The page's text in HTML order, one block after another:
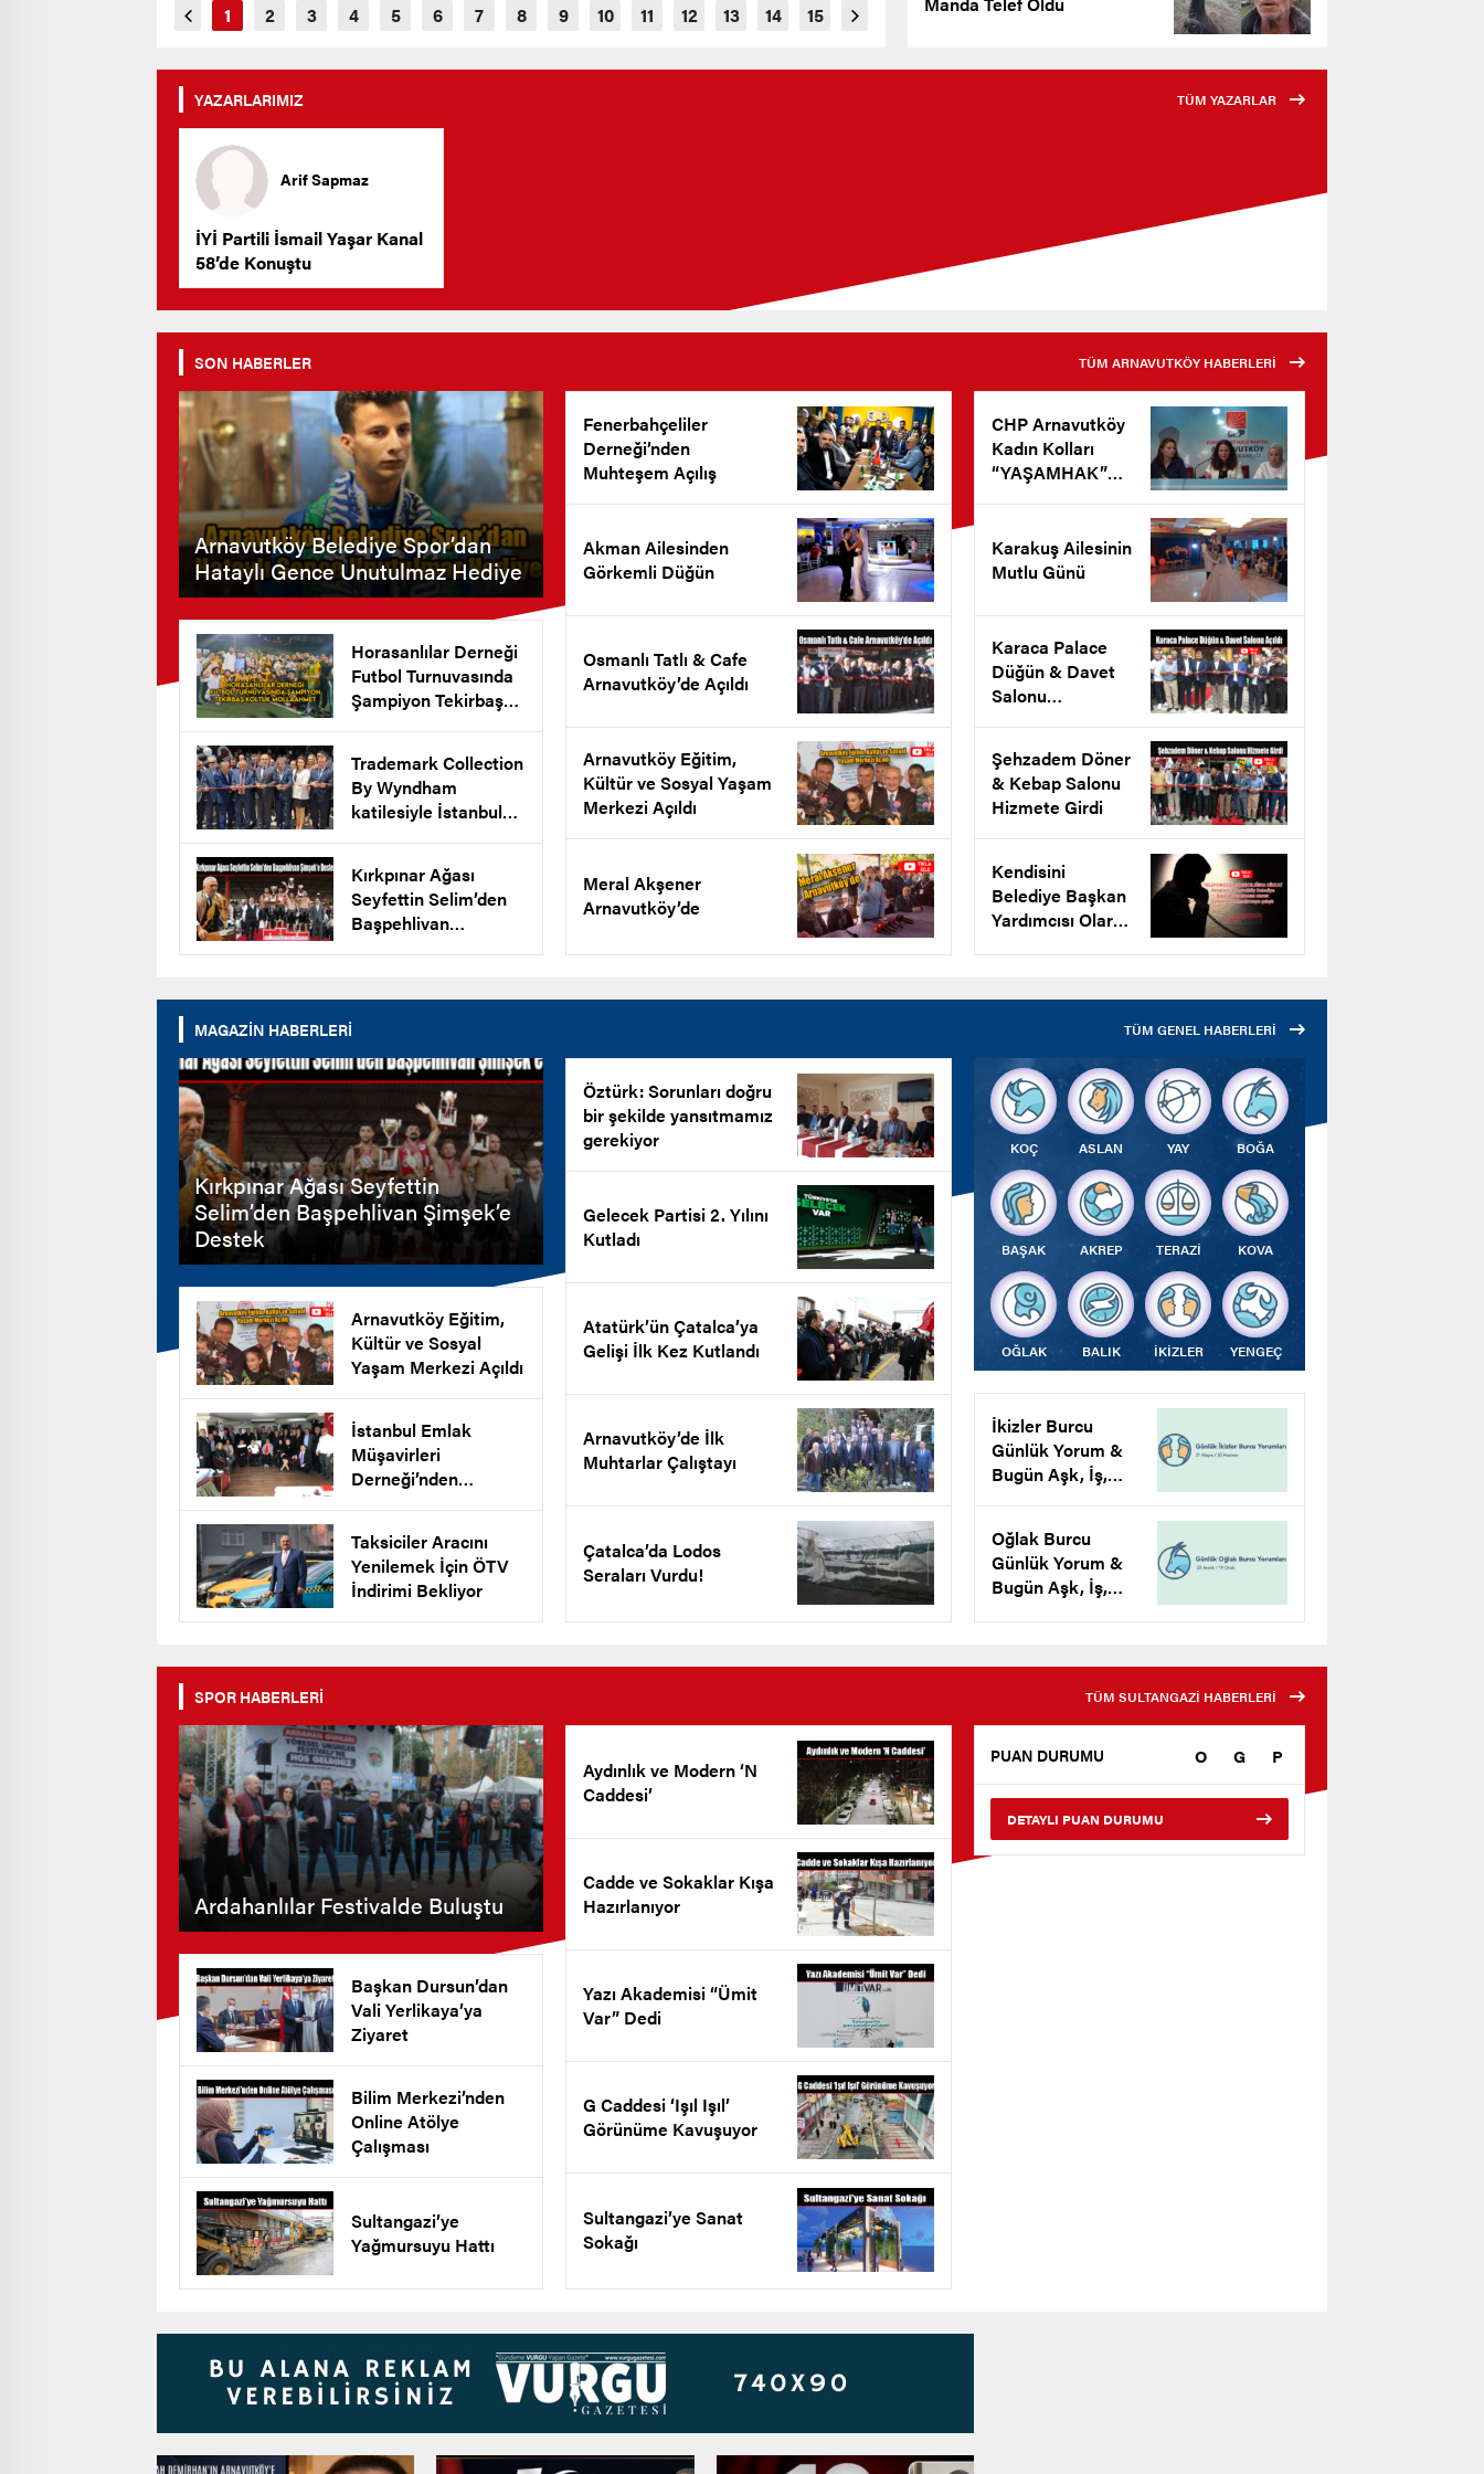
YAZARLARIMIZ TÜM YAZARLAR
Arif Sapmaz
İYİ Partili İsmail Yaşar Kanal
58’de Konuştu
SON HABERLER TÜM ARNAVUTKÖY HABERLERİ
Arnavutköy Belediye Spor’dan
Hataylı Gence Unutulmaz Hediye
Horasanlılar Derneği
Futbol Turnuvasında
Şampiyon Tekirbaş
Trademark Collection
By Wyndham
katilesiyle İstanbul
Kırkpınar Ağası
Seyfettin Selim’den
Başpehlivan
Fenerbahçeliler
Derneği’nden
Muhteşem Açılış
Akman Ailesinden
Görkemli Düğün
Osmanlı Tatlı & Cafe
Arnavutköy’de Açıldı
Arnavutköy Eğitim,
Kültür ve Sosyal Yaşam
Merkezi Açıldı
Meral Akşener
Arnavutköy’de
CHP Arnavutköy
Kadın Kolları
“YAŞAMHAK”
Karakuş Ailesinin
Mutlu Günü
Karaca Palace
Düğün & Davet
Salonu
Şehzadem Döner
& Kebap Salonu
Hizmete Girdi
Kendisini
Belediye Başkan
Yardımcısı Olarak
MAGAZİN HABERLERİ TÜM GENEL HABERLERİ
Kırkpınar Ağası Seyfettin
Selim’den Başpehlivan Şimşek’e
Destek
Arnavutköy Eğitim,
Kültür ve Sosyal
Yaşam Merkezi Açıldı
İstanbul Emlak
Müşavirleri
Derneği’nden
Taksiciler Aracını
Yenilemek İçin ÖTV
İndirimi Bekliyor
Öztürk: Sorunları doğru
bir şekilde yansıtmamız
gerekiyor
Gelecek Partisi 2. Yılını
Kutladı
Atatürk’ün Çatalca’ya
Gelişi İlk Kez Kutlandı
Arnavutköy’de İlk
Muhtarlar Çalıştayı
Çatalca’da Lodos
Seraları Vurdu!
KOÇ ASLAN YAY BOĞA
BAŞAK AKREP TERAZİ KOVA
OĞLAK BALIK İKİZLER YENGEÇ
İkizler Burcu
Günlük Yorum &
Bugün Aşk, İş,
Oğlak Burcu
Günlük Yorum &
Bugün Aşk, İş,
SPOR HABERLERİ TÜM SULTANGAZİ HABERLERİ
Ardahanlılar Festivalde Buluştu
Başkan Dursun’dan
Vali Yerlikaya’ya
Ziyaret
Bilim Merkezi’nden
Online Atölye
Çalışması
Sultangazi’ye
Yağmursuyu Hattı
Aydınlık ve Modern ‘N
Caddesi’
Cadde ve Sokaklar Kışa
Hazırlanıyor
Yazı Akademisi “Ümit
Var” Dedi
G Caddesi ‘Işıl Işıl’
Görünüme Kavuşuyor
Sultangazi’ye Sanat
Sokağı
PUAN DURUMU O G P
DETAYLI PUAN DURUMU